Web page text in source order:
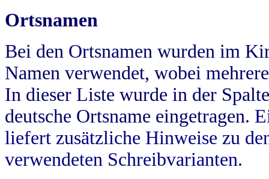
Ortsnamen
Bei den Ortsnamen wurden im
Namen verwendet, wobei
In dieser Liste wurde in der
deutsche Ortsname eingetragen.
liefert zusätzliche Hinweise zu
verwendeten Schreibvarianten.